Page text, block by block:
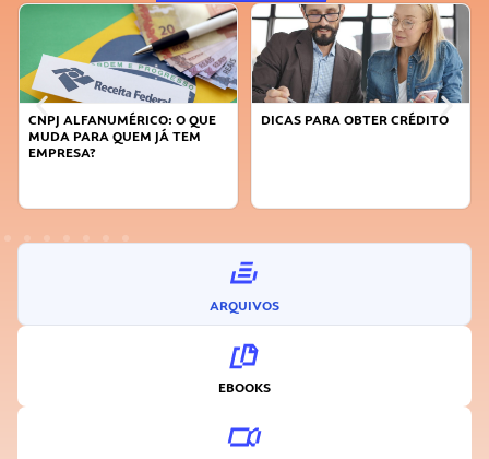
DICAS PARA OBTER CRÉDITO
FAÇA A DIFERENÇA: SEJA
ARQUIVOS
EBOOKS